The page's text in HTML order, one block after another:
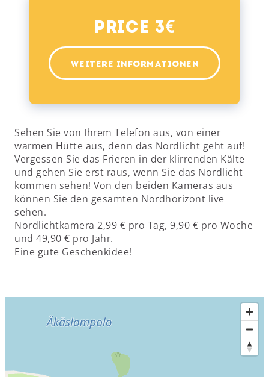
Price 3€
WEITERE INFORMATIONEN
Sehen Sie von Ihrem Telefon aus, von einer
warmen Hütte aus, denn das Nordlicht geht auf!
Vergessen Sie das Frieren in der klirrenden Kälte
und gehen Sie erst raus, wenn Sie das Nordlicht
kommen sehen! Von den beiden Kameras aus
können Sie den gesamten Nordhorizont live
sehen.
Nordlichtkamera 2,99 € pro Tag, 9,90 € pro Woche
und 49,90 € pro Jahr.
Eine gute Geschenkidee!